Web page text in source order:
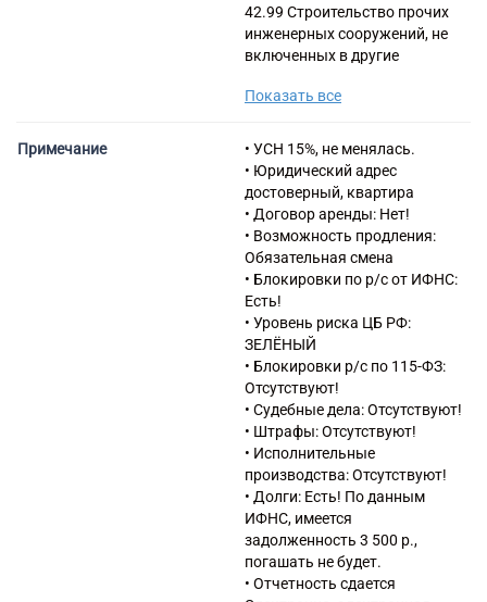
42.99 Строительство прочих
инженерных сооружений, не
включенных в другие
73.11 деятельность
22.19 Производство прочих
резиновых изделий
22.23 Производство
пластмассовых изделий,
используемых в
строительстве
41.10 Разработка
строительных проектов
43.12 Подготовка
строительной площадки
43.21 Производство
электромонтажных работ
43.22 Производство
санитарно-технических работ,
монтаж отопительных систем
и систем кондиционирования
воздуха
43.31 Производство
штукатурных работ
43.32 Работы столярные и
плотничные
Показать все
Примечание
• УСН 15%, не менялась.
• Юридический адрес
достоверный, квартира
• Договор аренды: Нет!
• Возможность продления:
Обязательная смена
• Блокировки по р/с от ИФНС:
Есть!
• Уровень риска ЦБ РФ:
ЗЕЛЁНЫЙ
• Блокировки р/с по 115-ФЗ:
Отсутствуют!
• Судебные дела: Отсутствуют!
• Штрафы: Отсутствуют!
• Исполнительные
производства: Отсутствуют!
• Долги: Есть! По данным
ИФНС, имеется
задолженность 3 500 р.,
погашать не будет.
• Отчетность сдается